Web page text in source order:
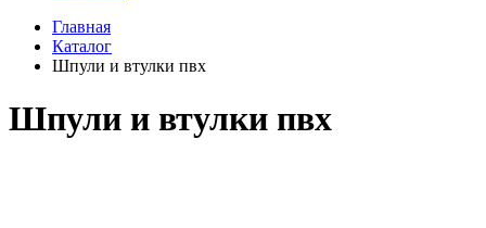
Главная
Каталог
Шпули и втулки пвх
Шпули и втулки пвх